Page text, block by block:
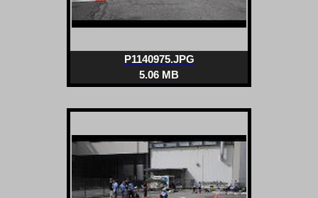
P1140975.JPG
5.06 MB